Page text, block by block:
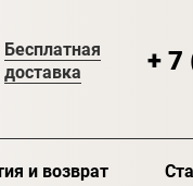
Бесплатная
доставка
+
и возврат